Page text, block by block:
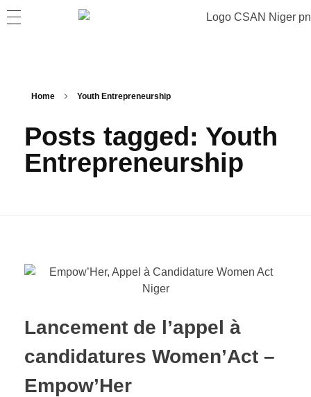
Home Youth Entrepreneurship
Posts tagged: Youth
Entrepreneurship
Lancement de l’appel à
candidatures Women’Act –
Empow’Her